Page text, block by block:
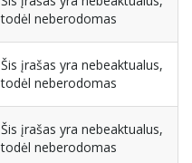
todėl neberodomas
Šis įrašas yra nebeaktualus,
todėl neberodomas
Šis įrašas yra nebeaktualus,
todėl neberodomas